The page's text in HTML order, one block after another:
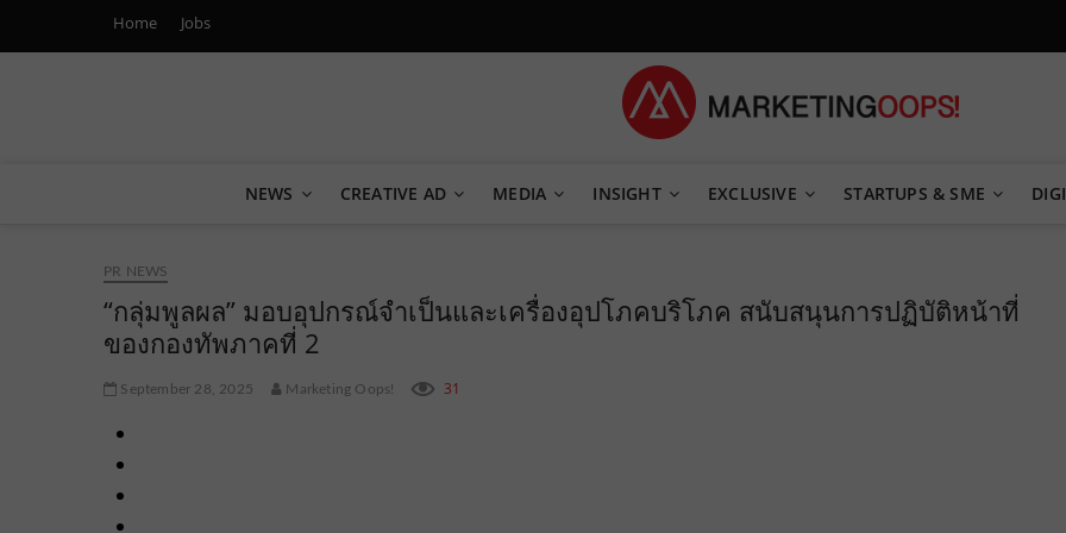
Home Jobs
Marketing Oops!
NEWS CREATIVE AD MEDIA INSIGHT EXCLUSIVE STARTUPS & SME
PR NEWS
“กลุ่มพูลผล” มอบอุปกรณ์จำเป็นและเครื่องอุปโภคบริโภค สนับสนุนการปฏิบัติหน้าที่
ของกองทัพภาคที่ 2
September 28, 2025 Marketing Oops! 31